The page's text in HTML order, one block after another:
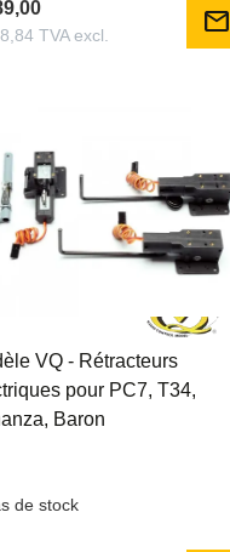
TVA excl. mail
VQ - Rétracteurs
pour PC7, T34,
Baron
de stock